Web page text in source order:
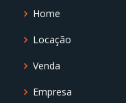
Home
Locação
Venda
Empresa